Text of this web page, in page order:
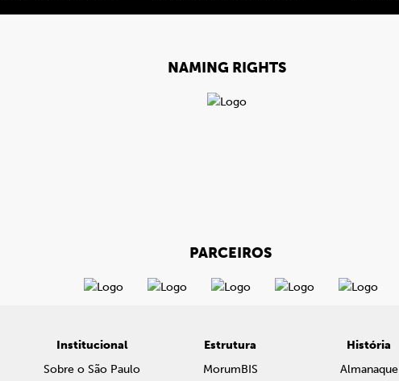
NAMING RIGHTS
PARCEIROS
Institucional
Sobre o São Paulo
Estrutura
MorumBIS
História
Almanaque